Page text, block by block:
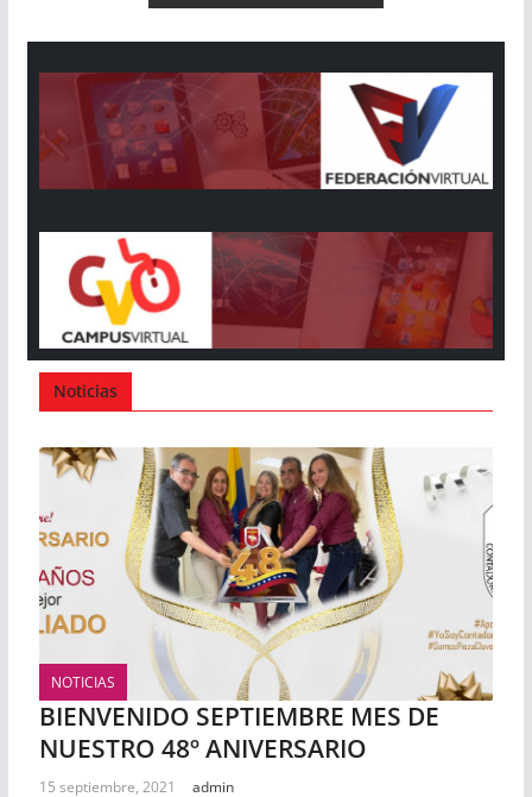
Noticias
NOTICIAS
BIENVENIDO SEPTIEMBRE MES DE
NUESTRO 48º ANIVERSARIO
15 septiembre, 2021 admin